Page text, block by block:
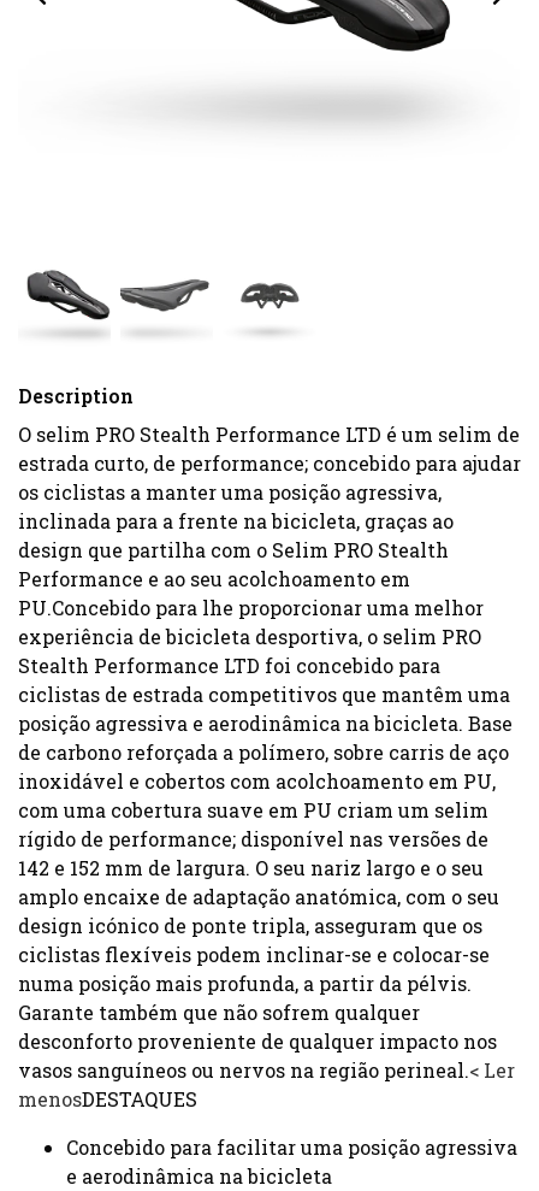
Description
O selim PRO Stealth Performance LTD é um selim de
estrada curto, de performance; concebido para ajudar
os ciclistas a manter uma posição agressiva,
inclinada para a frente na bicicleta, graças ao
design que partilha com o Selim PRO Stealth
Performance e ao seu acolchoamento em
PU.Concebido para lhe proporcionar uma melhor
experiência de bicicleta desportiva, o selim PRO
Stealth Performance LTD foi concebido para
ciclistas de estrada competitivos que mantêm uma
posição agressiva e aerodinâmica na bicicleta. Base
de carbono reforçada a polímero, sobre carris de aço
inoxidável e cobertos com acolchoamento em PU,
com uma cobertura suave em PU criam um selim
rígido de performance; disponível nas versões de
142 e 152 mm de largura. O seu nariz largo e o seu
amplo encaixe de adaptação anatómica, com o seu
design icónico de ponte tripla, asseguram que os
ciclistas flexíveis podem inclinar-se e colocar-se
numa posição mais profunda, a partir da pélvis.
Garante também que não sofrem qualquer
desconforto proveniente de qualquer impacto nos
vasos sanguíneos ou nervos na região perineal.< Ler
menosDESTAQUES
Concebido para facilitar uma posição agressiva
e aerodinâmica na bicicleta